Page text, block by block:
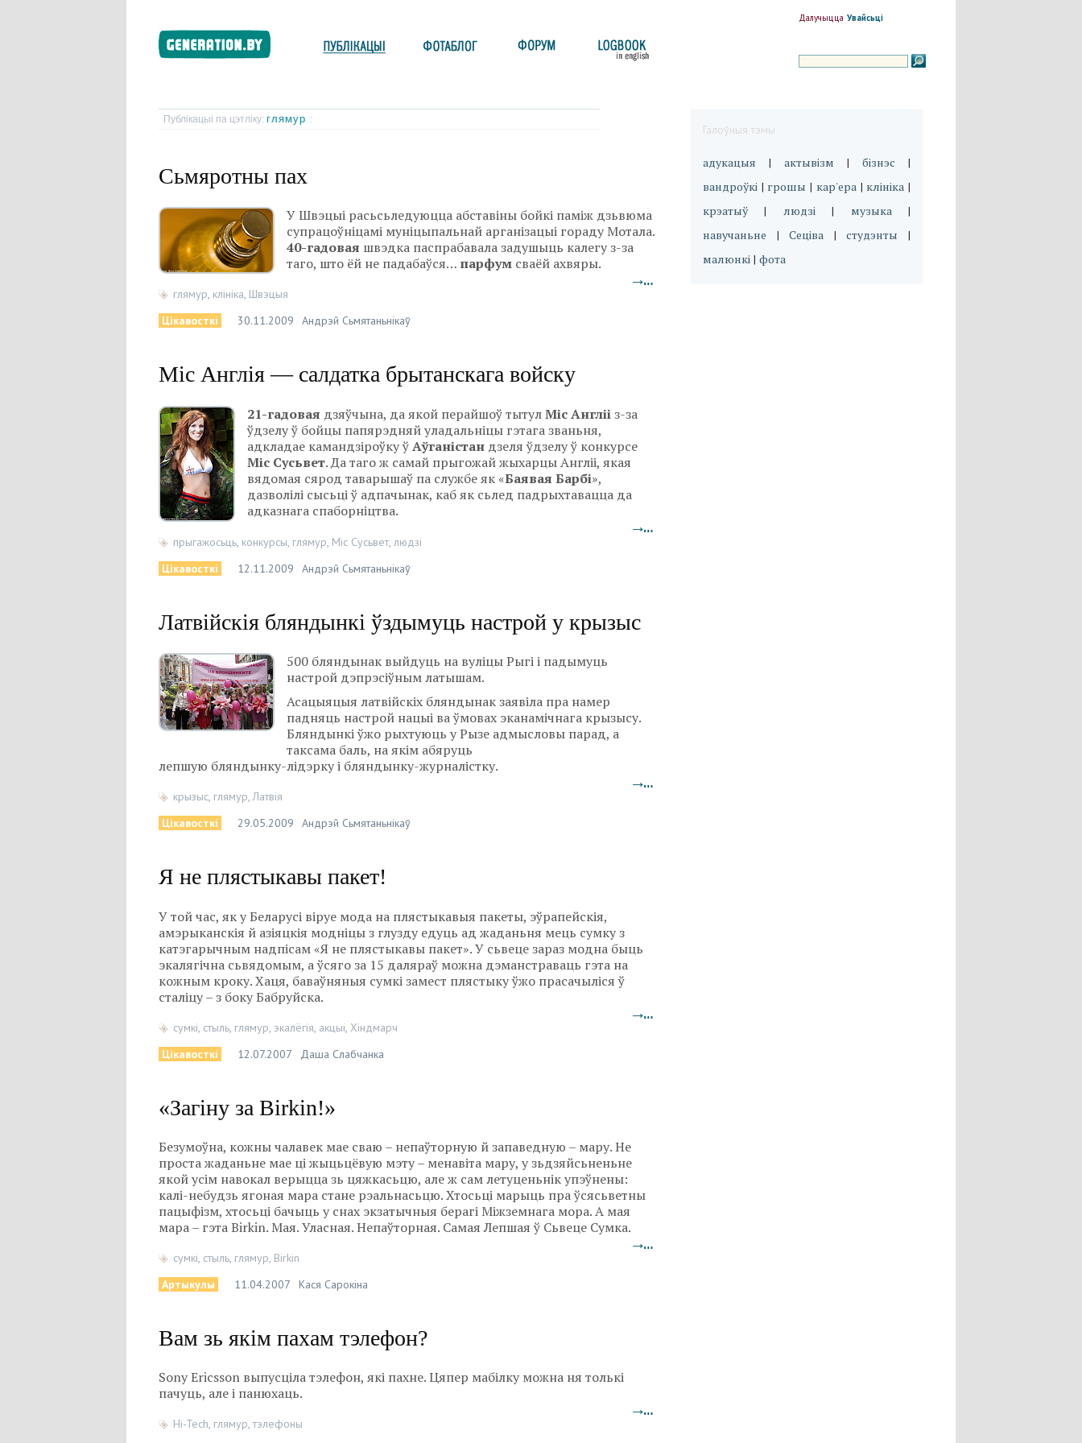
Далучыцца Увайсьці
Публікацыі па цэтліку: глямур :
Сьмяротны пах
У Швэцыі расьсьледуюцца абставіны бойкі паміж дзьвюма
супрацоўніцамі муніцыпальнай арганізацыі гораду Мотала.
40-гадовая швэдка паспрабавала задушыць калегуз-за
таго, што ёй не падабаўся… парфум сваёй ахвяры.
→…
глямур, клініка, Швэцыя
Цікавосткі
30.11.2009 Андрэй Сьмятаньнікаў
Міс Англія — салдатка брытанскага войску
21-гадовая дзяўчына, да якой перайшоў тытулМіс Англііз-за
ўдзелу ў бойцы папярэдняй уладальніцы гэтага званьня,
адкладае камандзіроўку ўАўганістан дзеля ўдзелу ў конкурсе
Міс Сусьвет. Да таго ж самай прыгожай жыхарцы Англіі, якая
вядомая сярод таварышаў па службе як «Баявая Барбі»,
дазволілі сысьці ў адпачынак, каб як сьлед падрыхтавацца да
адказнага спаборніцтва.
→…
прыгажосьць, конкурсы, глямур, Міс Сусьвет, людзі
Цікавосткі
12.11.2009 Андрэй Сьмятаньнікаў
Латвійскія бляндынкі ўздымуць настрой у крызыс
500 бляндынак выйдуць на вуліцы Рыгі і падымуць
настрой дэпрэсіўным латышам.
Асацыяцыя латвійскіх бляндынак заявіла пра намер
падняць настрой нацыі ва ўмовах эканамічнага крызысу.
Бляндынкі ўжо рыхтуюць у Рызе адмысловы парад, а
таксама баль, на якім абяруць
лепшую бляндынку-лідэркуі бляндынку-журналістку.
→…
крызыс, глямур,Латвія
Цікавосткі
29.05.2009 Андрэй Сьмятаньнікаў
Я не плястыкавы пакет!
У той час, як у Беларусі віруе мода на плястыкавыя пакеты, эўрапейскія,
амэрыканскія й азіяцкія модніцы з глузду едуць ад жаданьня мець сумку з
катэгарычным надпісам «Я не плястыкавы пакет». У сьвеце зараз модна быць
экалягічна сьвядомым, а ўсяго за 15 даляраў можна дэманстраваць гэта на
кожным кроку. Хаця, баваўняныя сумкі замест плястыку ўжо прасачыліся ў
сталіцу – з боку Бабруйска.
→…
сумкі стыль глямур экалёгія акцыі Хіндмарч
Цікавосткі
12.07.2007 Даша Слабчанка
«Загіну за Birkin!»
Безумоўна, кожны чалавек мае сваю – непаўторную й запаведную – мару. Не
проста жаданьне мае ці жыцьцёвую мэту – менавіта мару, у зьдзяйсьненьне
якой усім навокал верыцца зь цяжкасьцю, але ж сам летуценьнік упэўнены:
калі-небудзь ягоная мара стане рэальнасьцю. Хтосьці марыць пра ўсясьветны
пацыфізм, хтосьці бачыць у снах экзатычныя берагі Міжземнага мора. А мая
мара – гэта Birkin. Мая. Уласная. Непаўторная. Самая Лепшая ў Сьвеце Сумка.
→…
сумкі, стыль, глямур, Birkin
Артыкулы
11.04.2007 Кася Сарокіна
Вам зь якім пахам тэлефон?
Sony Ericsson выпусціла тэлефон, які пахне. Цяпер мабілку можна ня толькі
пачуць, але і панюхаць.
→…
Hi-Tech, глямур,тэлефоны
Галоўныя тэмы
адукацыя | актывізм | бізнэс |
вандроўкі | грошы | кар'ера| клініка |
крэатыў| людзі| музыка|
навучаньне |Сеціва |студэнты |
малюнкі | фота